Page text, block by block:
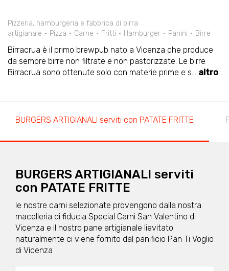
Pizzeria, hamburgeria e fabbrica di birra
artigianaIe
Pizza Carne Fritti Hamburger Panini Birre
Birracrua è il primo brewpub nato a Vicenza che produce
da sempre birre non filtrate e non pastorizzate. Le birre
Birracrua sono ottenute solo con materie prime e s... altro
BURGERS ARTIGIANALI serviti con PATATE FRITTE
BURGERS ARTIGIANALI serviti
con PATATE FRITTE
le nostre carni selezionate provengono dalla nostra
macelleria di fiducia Special Carni San Valentino di
Vicenza e il nostro pane artigianale lievitato
naturalmente ci viene fornito dal panificio Pan Ti Voglio
di Vicenza